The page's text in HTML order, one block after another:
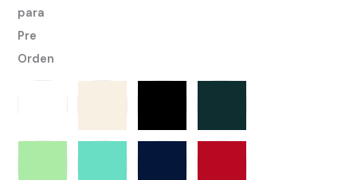
para
Pre
Orden